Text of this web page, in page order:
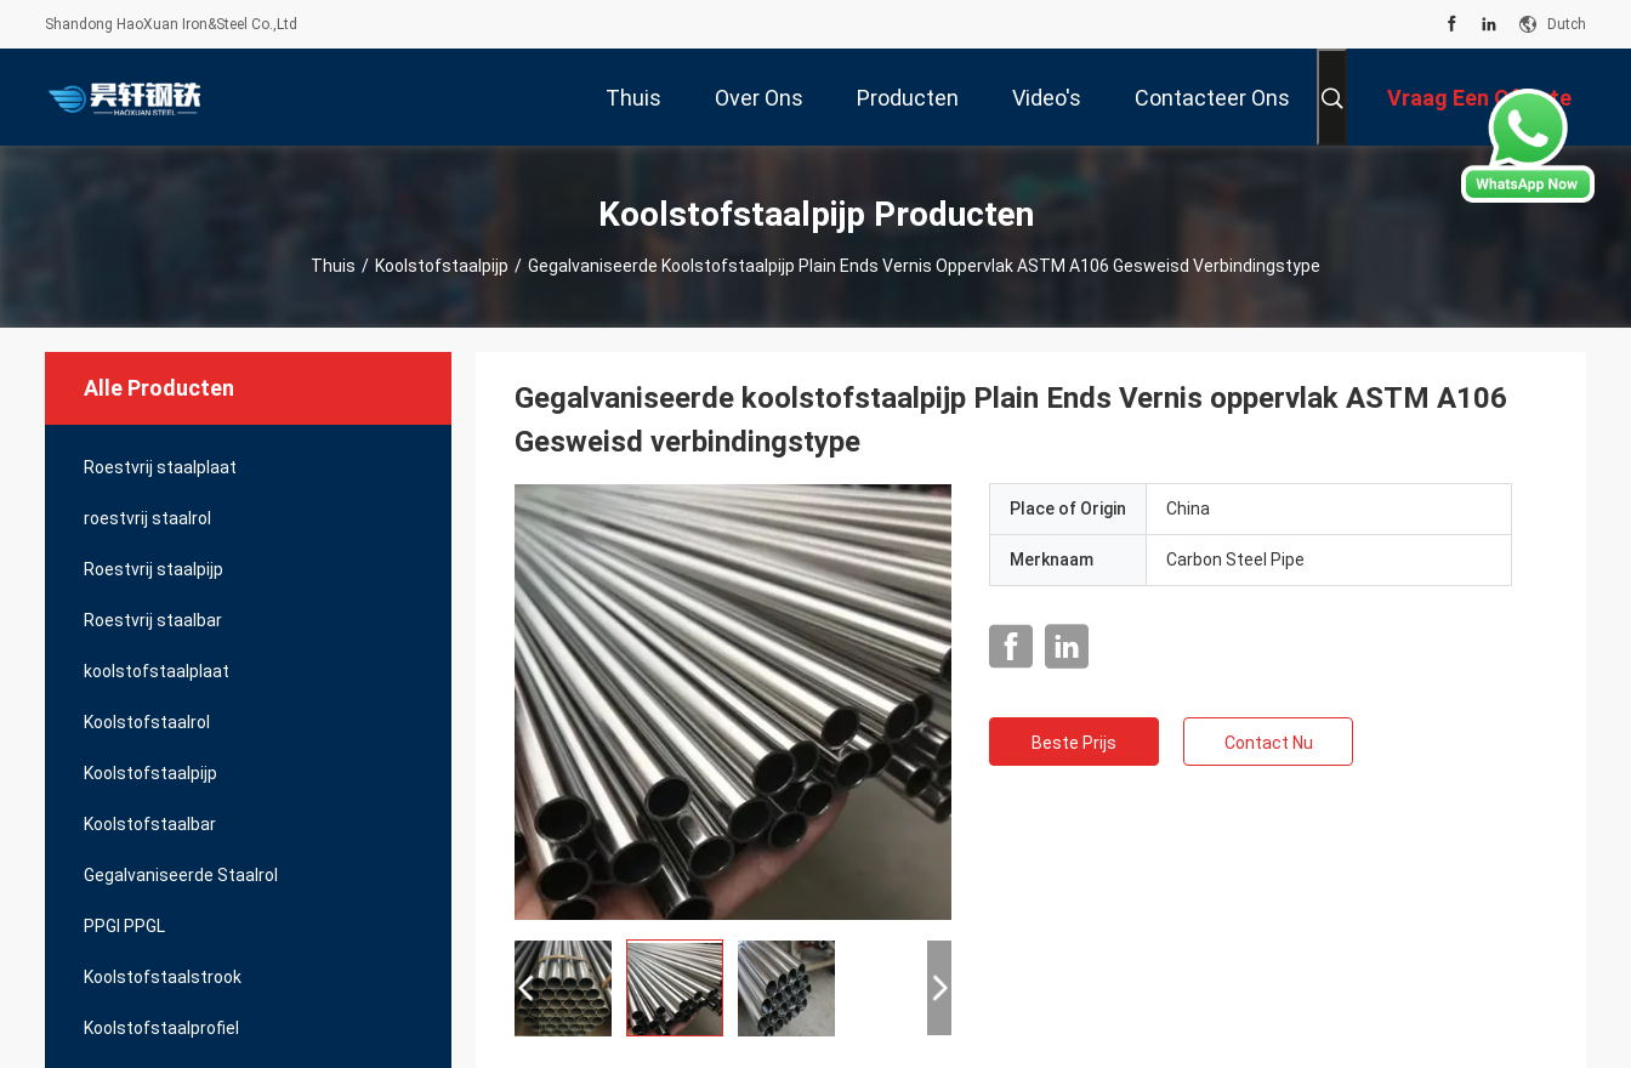
Shandong HaoXuan Iron&Steel Co.,Ltd Dutch
Thuis Over Ons Producten Video's Contacteer Ons Vraag Een Offerte
Aan
Koolstofstaalpijp Producten
Thuis / Koolstofstaalpijp / Gegalvaniseerde Koolstofstaalpijp Plain Ends Vernis Oppervlak ASTM A106 Gesweisd Verbindingstype
Alle Producten
Roestvrij staalplaat
roestvrij staalrol
Roestvrij staalpijp
Roestvrij staalbar
koolstofstaalplaat
Koolstofstaalrol
Koolstofstaalpijp
Koolstofstaalbar
Gegalvaniseerde Staalrol
PPGI PPGL
Koolstofstaalstrook
Koolstofstaalprofiel
Gegalvaniseerde koolstofstaalpijp Plain Ends Vernis oppervlak ASTM A106
Gesweisd verbindingstype
Place of Origin China
Merknaam Carbon Steel Pipe
Beste Prijs Contact Nu